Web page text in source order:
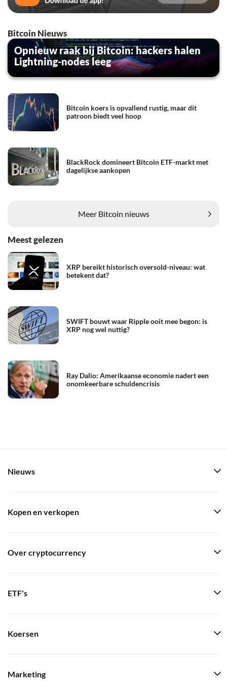
Bitcoin Nieuws
Opnieuw raak bij Bitcoin: hackers halen
Lightning-nodes leeg
Bitcoin koers is opvallend rustig, maar dit
patroon biedt veel hoop
BlackRock domineert Bitcoin ETF-markt met
dagelijkse aankopen
Meer Bitcoin nieuws
Meest gelezen
XRP bereikt historisch oversold-niveau: wat
betekent dat?
SWIFT bouwt waar Ripple ooit mee begon: is
XRP nog wel nuttig?
Ray Dalio: Amerikaanse economie nadert een
onomkeerbare schuldencrisis
Nieuws
Kopen en verkopen
Over cryptocurrency
ETF's
Koersen
Marketing